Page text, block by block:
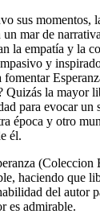
sus momentos,
mar de
la empatía y la
y
fomentar
Quizás la mayor
para evocar un
época y otro
él.
(Coleccion
haciendo que
del autor
es admirable.